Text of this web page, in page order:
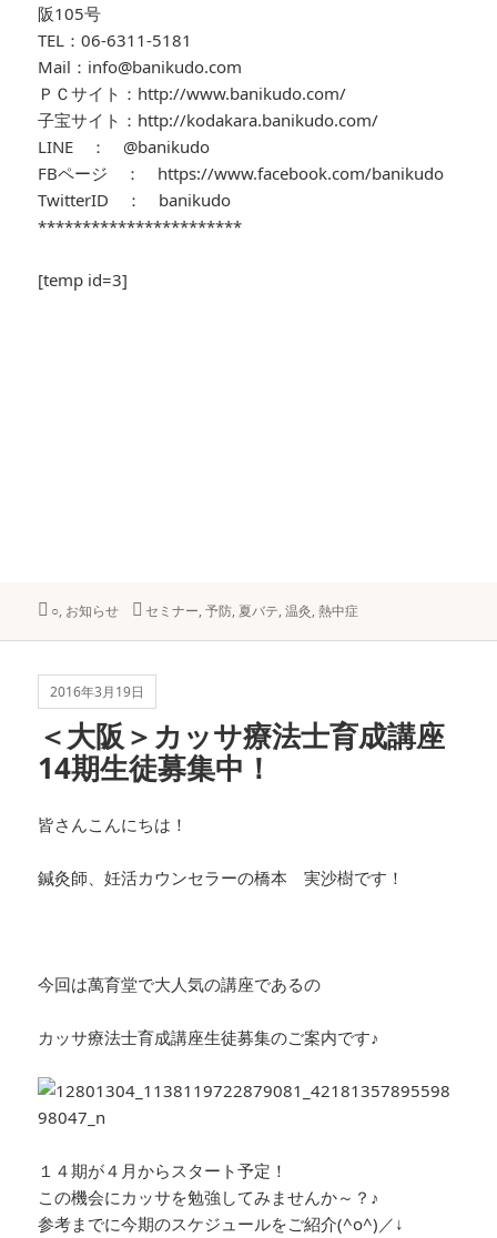
阪105号
TEL：06-6311-5181
Mail：info@banikudo.com
ＰＣサイト：http://www.banikudo.com/
子宝サイト：http://kodakara.banikudo.com/
LINE ： @banikudo
FBページ ： https://www.facebook.com/banikudo
TwitterID ： banikudo
***********************
[temp id=3]
カ
リ
ー
○, お知らせ
タ
セミナー,予防, 夏バテ,温灸,熱中症
2016年3月19日
＜大阪＞カッサ療法士育成講座
14期生徒募集中！
皆さんこんにちは！
鍼灸師、妊活カウンセラーの橋本 実沙樹です！
今回は萬育堂で大人気の講座であるの
カッサ療法士育成講座生徒募集のご案内です♪
１４期が４月からスタート予定！
この機会にカッサを勉強してみませんか～？♪
参考までに今期のスケジュールをご紹介(^o^)／↓